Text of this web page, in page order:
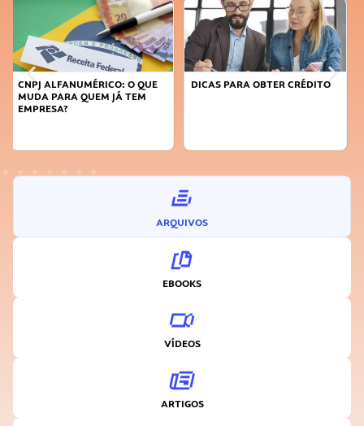
DICAS PARA OBTER CRÉDITO
FAÇA A DIFERENÇA: SEJA
ARQUIVOS
EBOOKS
VÍDEOS
ARTIGOS